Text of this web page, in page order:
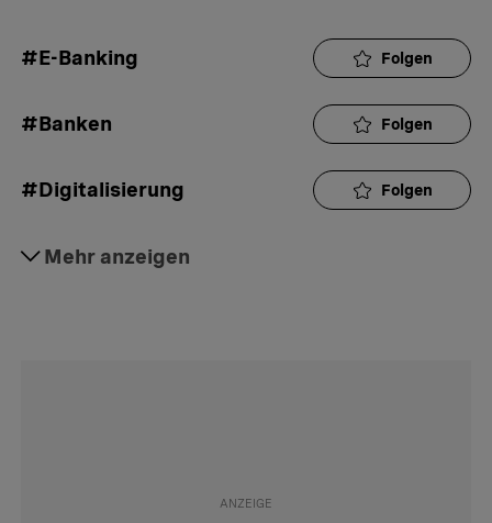
#E-Banking Folgen
#Banken Folgen
#Digitalisierung Folgen
Mehr anzeigen
#Handys